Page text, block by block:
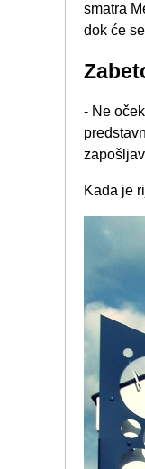
smatra
dok će
- Ne
Kada je